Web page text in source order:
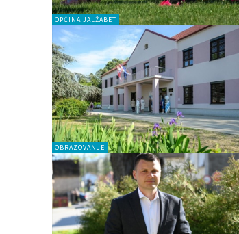
OPĆINA JALŽABET
OBRAZOVANJE